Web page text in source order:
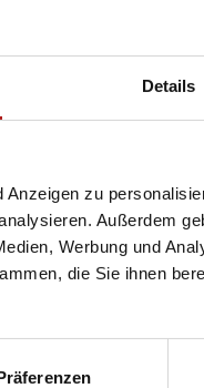
Details
zu
Außerdem
Werbung und
die Sie ihnen
Planung unerlässlich.
uns zu!
Intelligente